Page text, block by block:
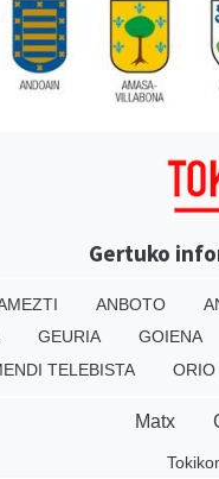
Gertuko
ANBOTO
GEURIA GOIENA
TELEBISTA ORIO
Matx